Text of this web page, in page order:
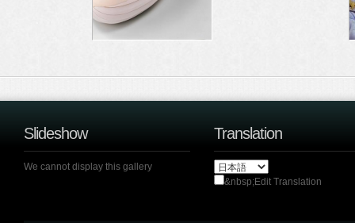
Slideshow
We cannot display this gallery
Translation
&nbsp;Edit Translation